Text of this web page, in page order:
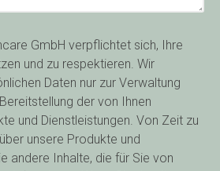
GmbH verpflichtet sich, Ihre
und zu respektieren. Wir
Daten nur zur Verwaltung
der von Ihnen
und Dienstleistungen. Von Zeit zu
unsere Produkte und
andere Inhalte, die für Sie von